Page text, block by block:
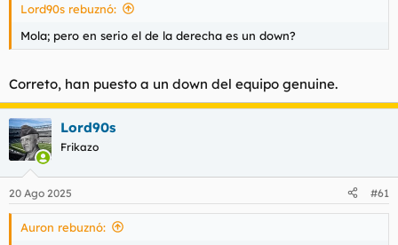
Lord90s rebuznó:
Mola; pero en serio el de la derecha es un down?
Correto, han puesto a un down del equipo genuine.
Lord90s
Frikazo
20 Ago 2025 #61
Auron rebuznó: